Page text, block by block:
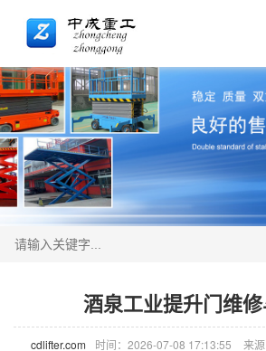
酒泉工业提升门维
cdlifter.com 时间：2026-07-08 17:13:55 来